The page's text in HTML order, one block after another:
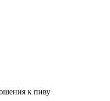
к пиву